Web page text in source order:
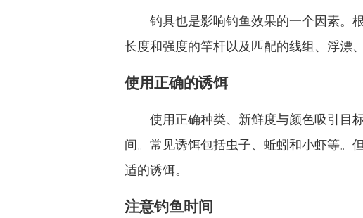
钓具也是影响钓鱼效果的一个因素。
长度和强度的竿杆以及匹配的线组、浮漂
使用正确的诱饵
使用正确种类、新鲜度与颜色吸引目
间。常见诱饵包括虫子、蚯蚓和小虾等。
适的诱饵。
注意钓鱼时间